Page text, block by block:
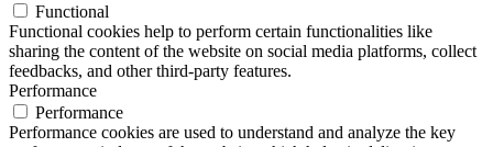
Functional
Functional cookies help to perform certain functionalities like
sharing the content of the website on social media platforms, collect
feedbacks, and other third-party features.
Performance
Performance
Performance cookies are used to understand and analyze the key